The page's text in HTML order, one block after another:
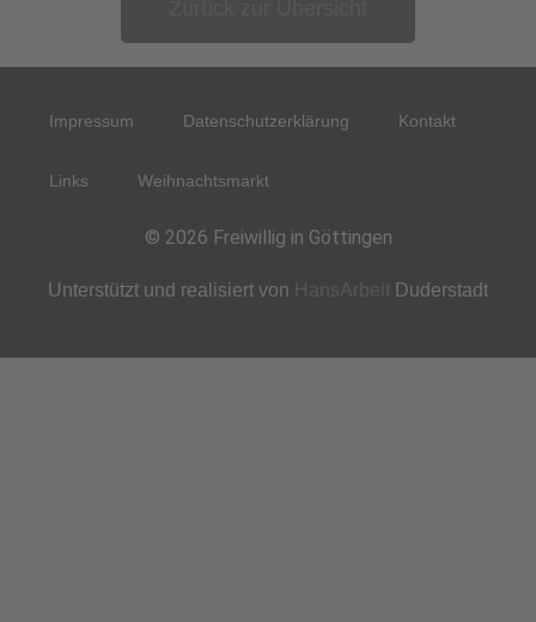
Impressum Datenschutzerklärung Kontakt
Links Weihnachtsmarkt
© 2026 Freiwillig in Göttingen
Unterstützt und realisiert von HansArbeit Duderstadt